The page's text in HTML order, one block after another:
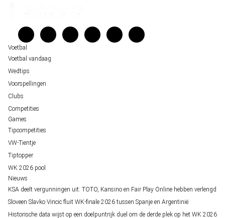
Verantwoord wedden
Over ons
Voetbal
Voetbal vandaag
Wedtips
Voorspellingen
Clubs
Competities
Games
Tipcompetities
VW-Tientje
Tiptopper
WK 2026 pool
Nieuws
KSA deelt vergunningen uit: TOTO, Kansino en Fair Play Online hebben verlengd
Sloveen Slavko Vincic fluit WK-finale 2026 tussen Spanje en Argentinië
Historische data wijst op een doelpuntrijk duel om de derde plek op het WK 2026